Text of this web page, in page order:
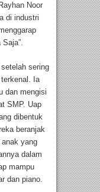
Noor
di industri
sering
Ia
dan mengisi
SMP. Uap
dibentuk
beranjak
yang
dalam
mampu
dan piano.